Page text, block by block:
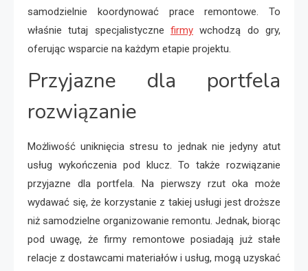
samodzielnie koordynować prace remontowe. To
właśnie tutaj specjalistyczne firmy wchodzą do gry,
oferując wsparcie na każdym etapie projektu.
Przyjazne dla portfela
rozwiązanie
Możliwość uniknięcia stresu to jednak nie jedyny atut
usług wykończenia pod klucz. To także rozwiązanie
przyjazne dla portfela. Na pierwszy rzut oka może
wydawać się, że korzystanie z takiej usługi jest droższe
niż samodzielne organizowanie remontu. Jednak, biorąc
pod uwagę, że firmy remontowe posiadają już stałe
relacje z dostawcami materiałów i usług, mogą uzyskać